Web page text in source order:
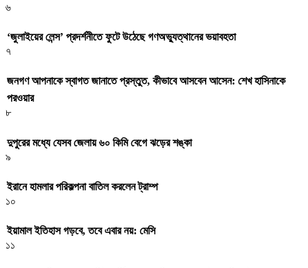
৬
‘জুলাইয়ের লেন্স’ প্রদর্শনীতে ফুটে উঠেছে গণঅভ্যুত্থানের ভয়াবহতা
৭
জনগণ আপনাকে স্বাগত জানাতে প্রস্তুত, কীভাবে আসবেন আসেন: শেখ হাসিনাকে
পরওয়ার
৮
দুপুরের মধ্যে যেসব জেলায় ৬০ কিমি বেগে ঝড়ের শঙ্কা
৯
ইরানে হামলার পরিকল্পনা বাতিল করলেন ট্রাম্প
১০
ইয়ামাল ইতিহাস গড়বে, তবে এবার নয়: মেসি
১১